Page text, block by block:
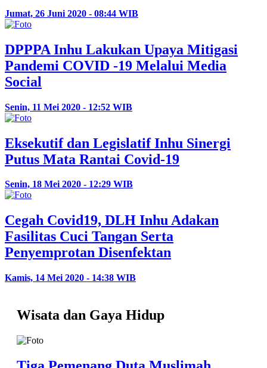
Jumat, 26 Juni 2020 - 08:44 WIB
DPPPA Inhu Lakukan Upaya Mitigasi
Pandemi COVID -19 Melalui Media
Social
Senin, 11 Mei 2020 - 12:52 WIB
Eksekutif dan Legislatif Inhu Sinergi
Putus Mata Rantai Covid-19
Senin, 18 Mei 2020 - 12:29 WIB
Cegah Covid19, DLH Inhu Adakan
Fasilitas Cuci Tangan Serta
Penyemprotan Disenfektan
Kamis, 14 Mei 2020 - 14:38 WIB
Wisata dan Gaya Hidup